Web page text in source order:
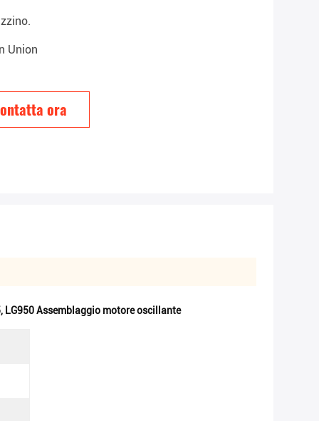
Union
ora
, LG950 Assemblaggio motore oscillante